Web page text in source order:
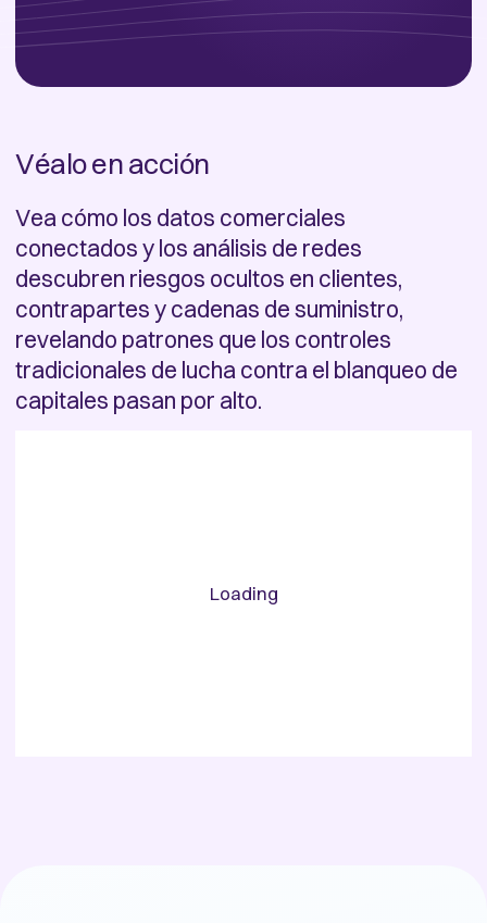
Véalo en acción
Vea cómo los datos comerciales
conectados y los análisis de redes
descubren riesgos ocultos en clientes,
contrapartes y cadenas de suministro,
revelando patrones que los controles
tradicionales de lucha contra el blanqueo de
capitales pasan por alto.
Loading